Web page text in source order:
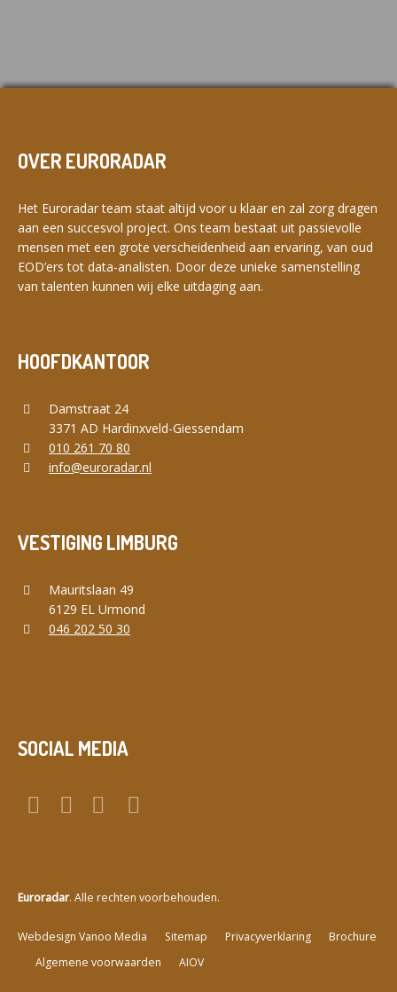
OVER EURORADAR
Het Euroradar team staat altijd voor u klaar en zal zorg dragen
aan een succesvol project. Ons team bestaat uit passievolle
mensen met een grote verscheidenheid aan ervaring, van oud
EOD’ers tot data-analisten. Door deze unieke samenstelling
van talenten kunnen wij elke uitdaging aan.
HOOFDKANTOOR
Damstraat 24
3371 AD Hardinxveld-Giessendam
010 261 70 80
info@euroradar.nl
VESTIGING LIMBURG
Mauritslaan 49
6129 EL Urmond
046 202 50 30
SOCIAL MEDIA
Euroradar. Alle rechten voorbehouden.
Webdesign Vanoo Media Sitemap Privacyverklaring
Brochure
Algemene voorwaarden
AIOV